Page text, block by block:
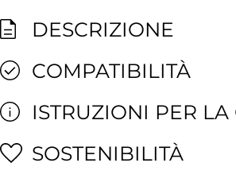
DESCRIZIONE
COMPATIBILITÀ
ISTRUZIONI PER LA
SOSTENIBILITÀ